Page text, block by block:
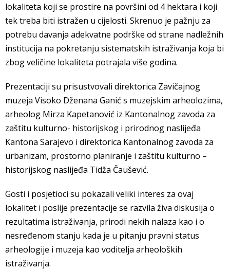
lokaliteta koji se prostire na površini od 4 hektara i koji
tek treba biti istražen u cijelosti. Skrenuo je pažnju za
potrebu davanja adekvatne podrške od strane nadležnih
institucija na pokretanju sistematskih istraživanja koja bi
zbog veličine lokaliteta potrajala više godina.
Prezentaciji su prisustvovali direktorica Zavičajnog
muzeja Visoko Dženana Ganić s muzejskim arheolozima,
arheolog Mirza Kapetanović iz Kantonalnog zavoda za
zaštitu kulturno- historijskog i prirodnog naslijeđa
Kantona Sarajevo i direktorica Kantonalnog zavoda za
urbanizam, prostorno planiranje i zaštitu kulturno –
historijskog naslijeđa Tidža Čaušević.
Gosti i posjetioci su pokazali veliki interes za ovaj
lokalitet i poslije prezentacije se razvila živa diskusija o
rezultatima istraživanja, prirodi nekih nalaza kao i o
nesređenom stanju kada je u pitanju pravni status
arheologije i muzeja kao voditelja arheoloških
istraživanja.